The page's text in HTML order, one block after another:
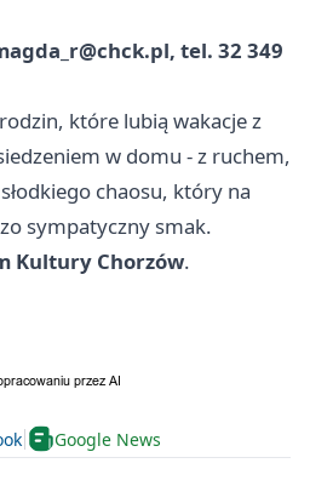
, tel. 32 349
które lubią wakacje z
w domu - z ruchem,
chaosu, który na
sympatyczny smak.
Kultury Chorzów.
Google News